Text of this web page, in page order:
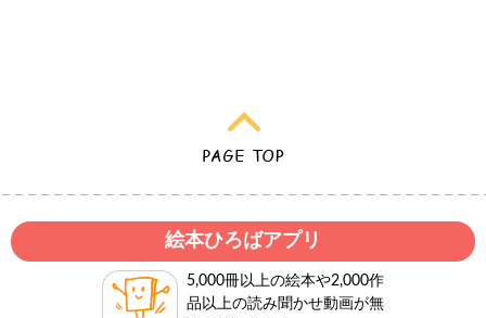
絵本ひろばアプリ
5,000冊以上の絵本や2,000作
品以上の読み聞かせ動画が無